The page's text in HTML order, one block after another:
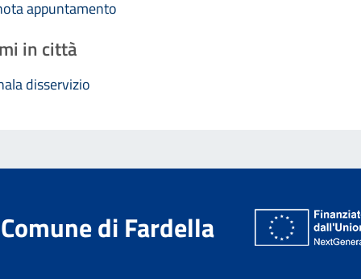
appuntamento
in città
disservizio
Comune di Fardella